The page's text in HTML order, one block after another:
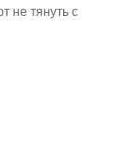
не тянуть с